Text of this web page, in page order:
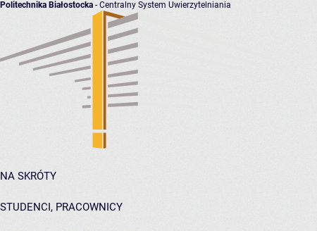
Politechnika Białostocka - Centralny System Uwierzytelniania
NA SKRÓTY
STUDENCI, PRACOWNICY